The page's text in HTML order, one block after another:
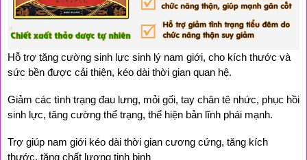
Hỗ trợ tăng cường sinh lực sinh lý nam giới, cho kích thước và
sức bền được cải thiện, kéo dài thời gian quan hệ.
Giảm các tình trạng đau lưng, mỏi gối, tay chân tê nhức, phục hồi
sinh lực, tăng cường thể trạng, thể hiện bản lĩnh phái mạnh.
Trợ giúp nam giới kéo dài thời gian cương cứng, tăng kích
thước, tăng chất lượng tinh binh